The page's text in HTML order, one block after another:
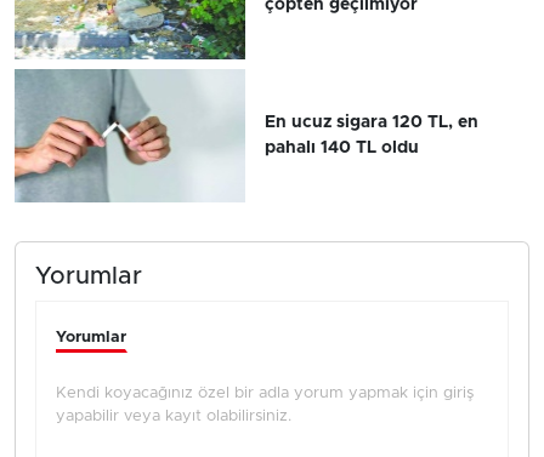
çöpten geçilmiyor
En ucuz sigara 120 TL, en
pahalı 140 TL oldu
Yorumlar
Yorumlar
Kendi koyacağınız özel bir adla yorum yapmak için giriş
yapabilir veya kayıt olabilirsiniz.